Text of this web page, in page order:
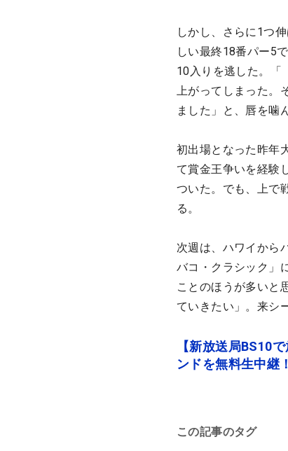
しかし、さらに1つ
しい最終18番パー5
10入りを逃した。「
上がってしまった。
ました」と、唇を噛
初出場となった昨年
て賞金王争いを経験
ついた。でも、上で
る。
次週は、ハワイから
バコ・クラシック」
ことのほうが多いと
ていきたい」。来シ
【新放送局BS10
ンドを無料生中継
この記事のタグ